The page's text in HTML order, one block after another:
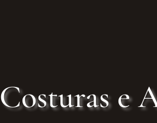
Costuras e